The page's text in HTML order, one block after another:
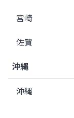
宮崎
佐賀
沖縄
沖縄